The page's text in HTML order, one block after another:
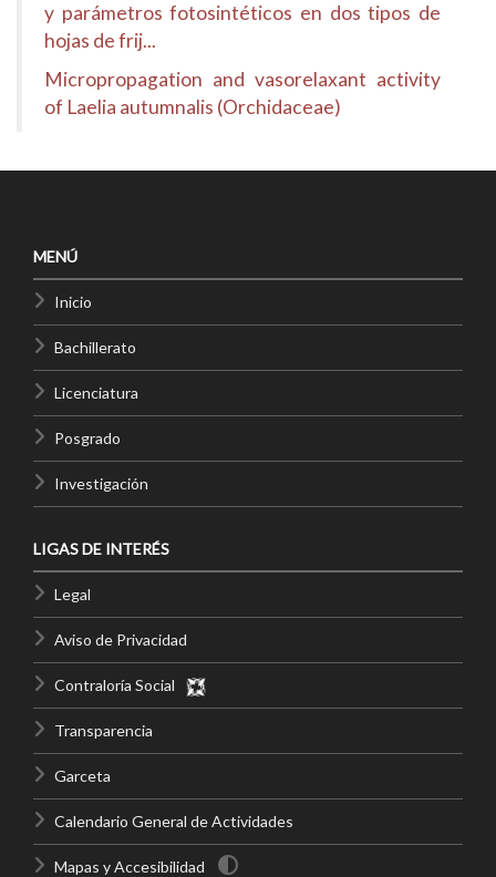
y parámetros fotosintéticos en dos tipos de
hojas de frij...
Micropropagation and vasorelaxant activity
of Laelia autumnalis (Orchidaceae)
MENÚ
Inicio
Bachillerato
Licenciatura
Posgrado
Investigación
LIGAS DE INTERÉS
Legal
Aviso de Privacidad
Contraloría Social
Transparencia
Garceta
Calendario General de Actividades
Mapas y Accesibilidad